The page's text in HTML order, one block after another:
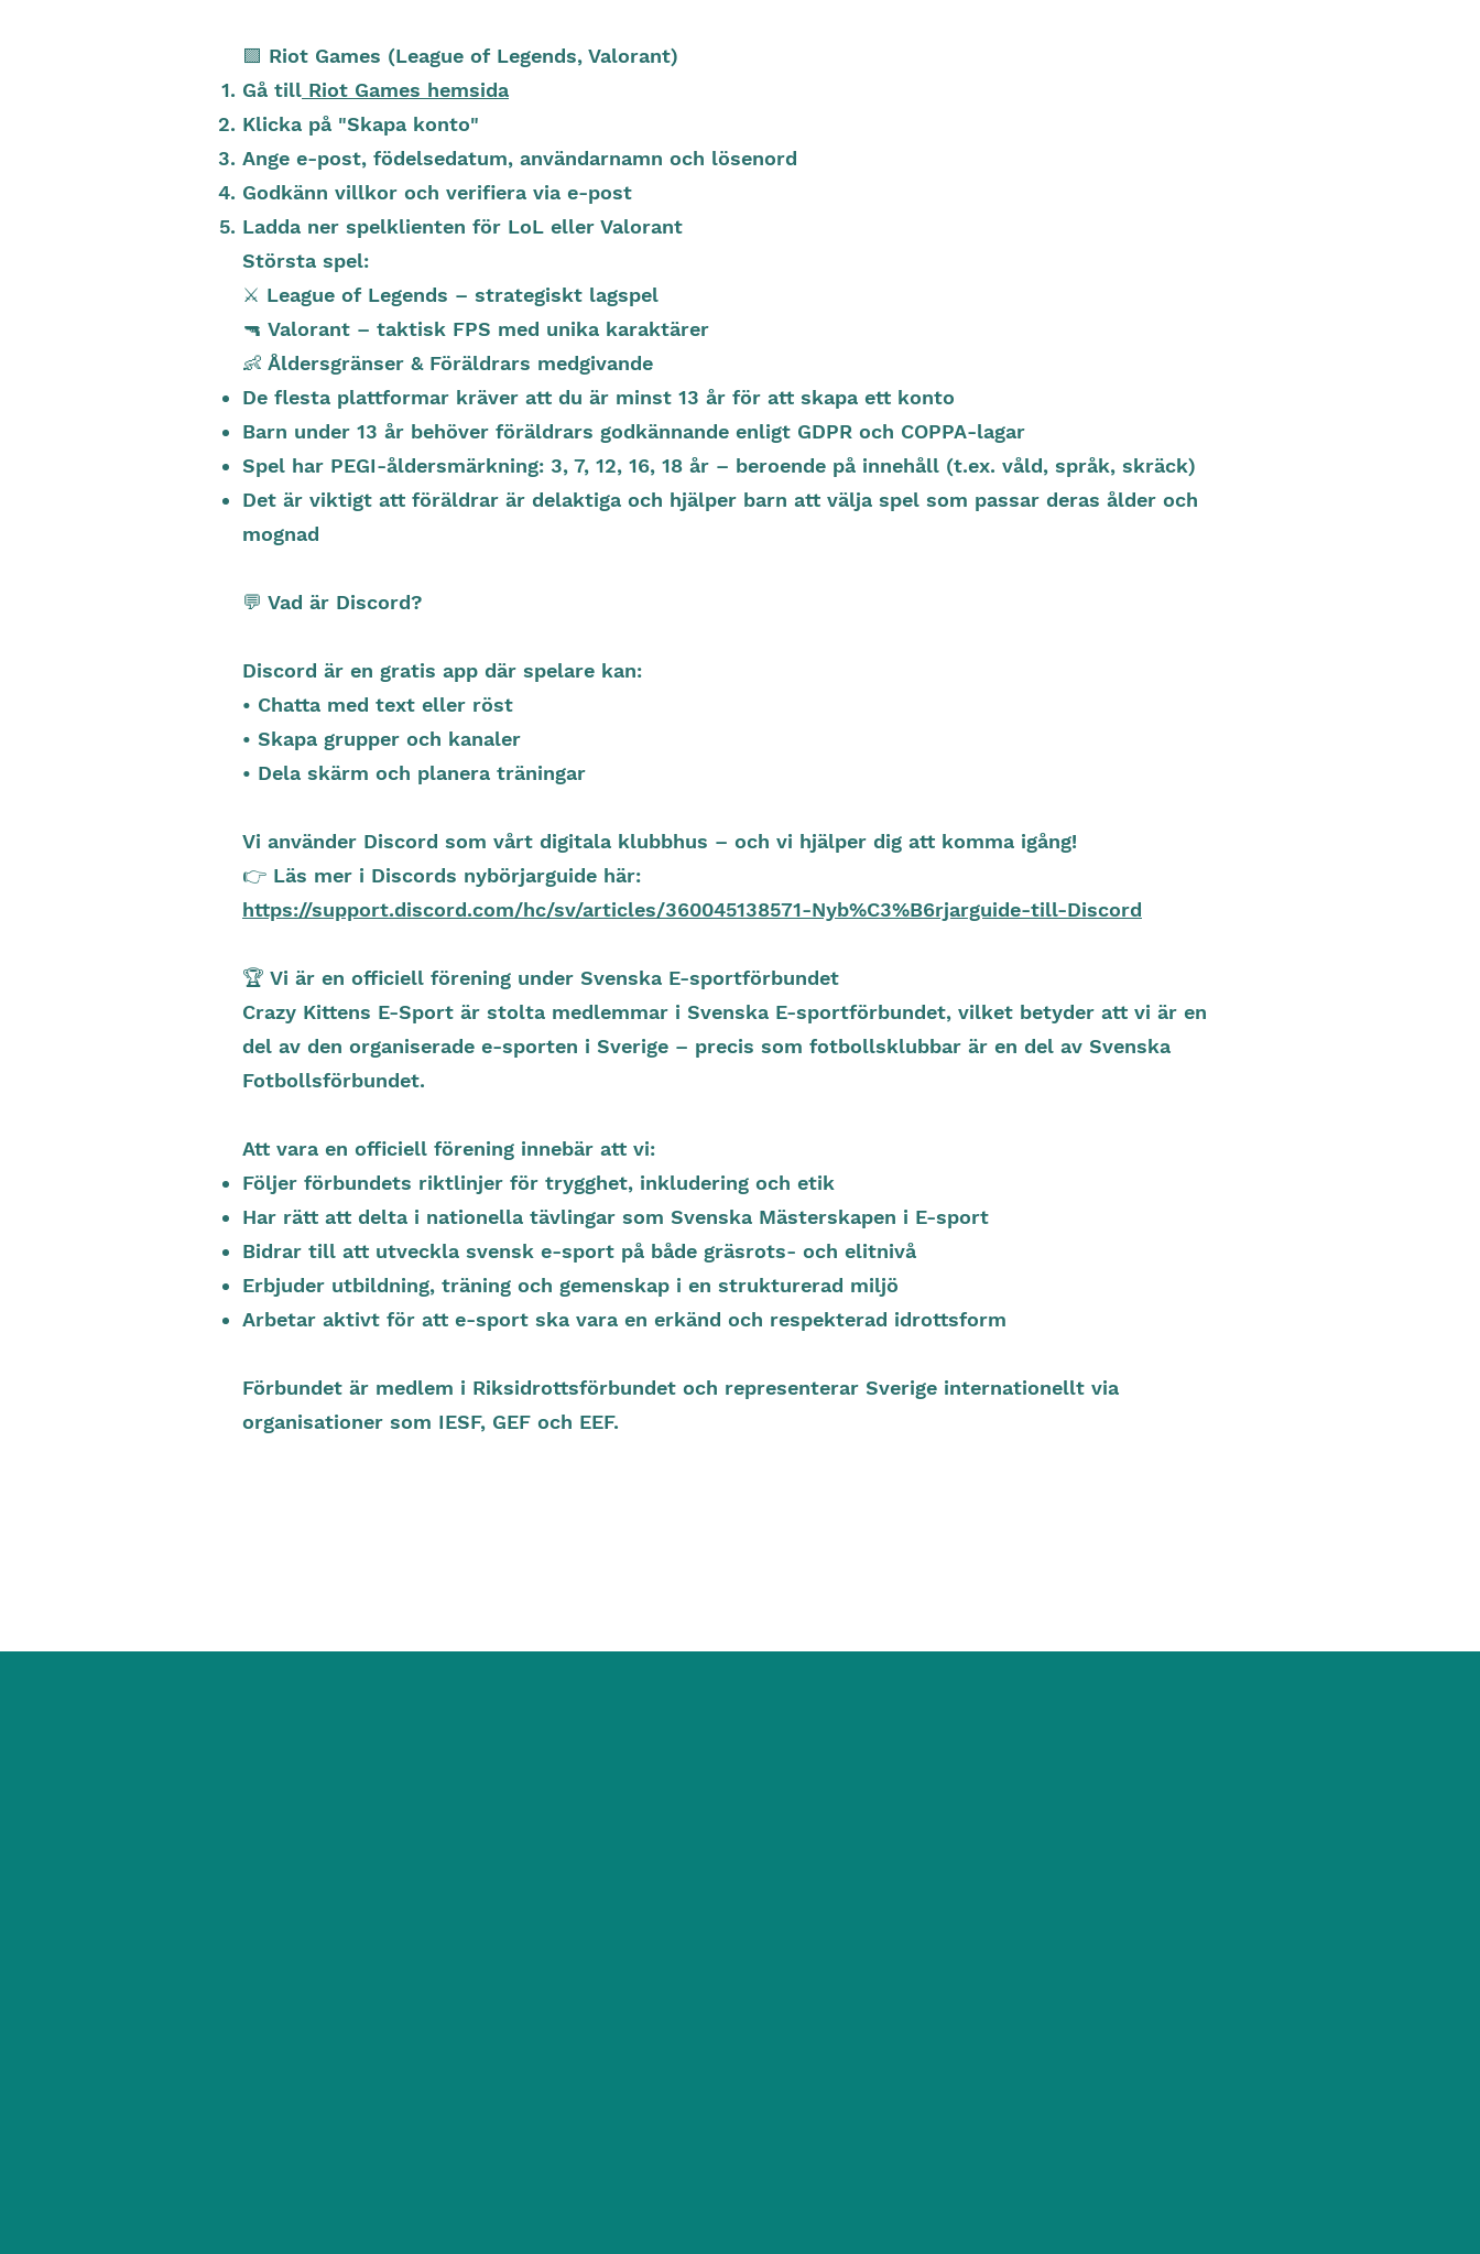
🟪 Riot Games (League of Legends, Valorant)
Gå till Riot Games hemsida
Klicka på "Skapa konto"
Ange e-post, födelsedatum, användarnamn och lösenord
Godkänn villkor och verifiera via e-post
Ladda ner spelklienten för LoL eller Valorant
Största spel:
⚔️ League of Legends – strategiskt lagspel
🔫 Valorant – taktisk FPS med unika karaktärer
👶 Åldersgränser & Föräldrars medgivande
De flesta plattformar kräver att du är minst 13 år för att skapa ett konto
Barn under 13 år behöver föräldrars godkännande enligt GDPR och COPPA-lagar
Spel har PEGI-åldersmärkning: 3, 7, 12, 16, 18 år – beroende på innehåll (t.ex. våld, språk, skräck)
Det är viktigt att föräldrar är delaktiga och hjälper barn att välja spel som passar deras ålder och
mognad
💬 Vad är Discord?
Discord är en gratis app där spelare kan:
• Chatta med text eller röst
• Skapa grupper och kanaler
• Dela skärm och planera träningar
Vi använder Discord som vårt digitala klubbhus – och vi hjälper dig att komma igång!
👉 Läs mer i Discords nybörjarguide här:
https://support.discord.com/hc/sv/articles/360045138571-Nyb%C3%B6rjarguide-till-Discord
🏆 Vi är en officiell förening under Svenska E-sportförbundet
Crazy Kittens E-Sport är stolta medlemmar i Svenska E-sportförbundet, vilket betyder att vi är en
del av den organiserade e-sporten i Sverige – precis som fotbollsklubbar är en del av Svenska
Fotbollsförbundet.
Att vara en officiell förening innebär att vi:
Följer förbundets riktlinjer för trygghet, inkludering och etik
Har rätt att delta i nationella tävlingar som Svenska Mästerskapen i E-sport
Bidrar till att utveckla svensk e-sport på både gräsrots- och elitnivå
Erbjuder utbildning, träning och gemenskap i en strukturerad miljö
Arbetar aktivt för att e-sport ska vara en erkänd och respekterad idrottsform
Förbundet är medlem i Riksidrottsförbundet och representerar Sverige internationellt via
organisationer som IESF, GEF och EEF.